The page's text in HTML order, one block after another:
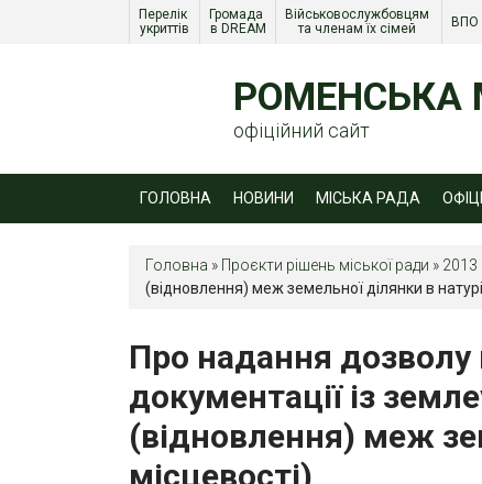
Перелік
укриттів
Громада
в DREAM
Військовослужбовцям
та членам їх сімей
ВПО
РОМЕНСЬКА
офіційний сайт
ГОЛОВНА НОВИНИ МІСЬКА РАДА
Головна » Проєкти рішень міської ради » 2013
(відновлення) меж земельної ділянки в
Про надання дозволу
документації із
(відновлення) меж
місцевості)